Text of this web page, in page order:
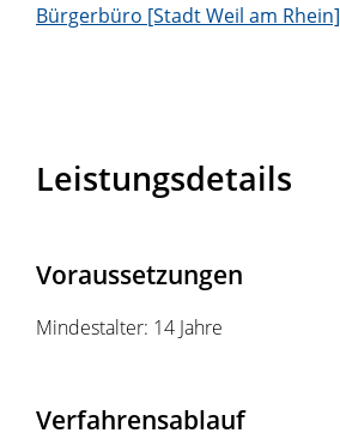
Bürgerbüro [Stadt Weil am Rhein]
Leistungsdetails
Voraussetzungen
Mindestalter: 14 Jahre
Verfahrensablauf